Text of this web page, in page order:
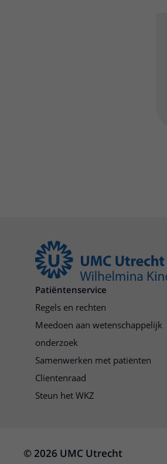
Patiëntenservice
Regels en rechten
Meedoen aan wetenschappelijk
onderzoek
Samenwerken met patiënten
Clientenraad
Steun het WKZ
© 2026 UMC Utrecht